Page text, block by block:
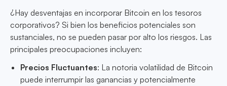
¿Hay desventajas en incorporar Bitcoin en los tesoros
corporativos? Si bien los beneficios potenciales son
sustanciales, no se pueden pasar por alto los riesgos. Las
principales preocupaciones incluyen:
Precios Fluctuantes: La notoria volatilidad de Bitcoin
puede interrumpir las ganancias y potencialmente